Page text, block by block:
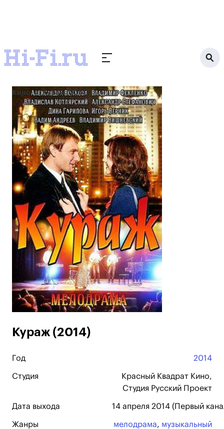
Кино Кураж (2014)
Кураж (2014)
Год 2014
Студия
Красный Квадрат Кино,
Студия Русский Проект
Дата выхода 14 апреля 2014 (Первый
Жанры мелодрама, музыкальный